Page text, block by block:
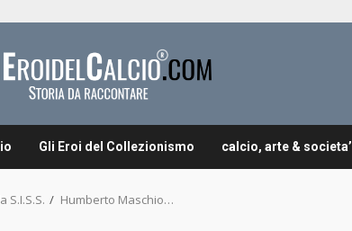
Gli Eroi del Collezionismo calcio, arte & societa’
S.I.S.S. Humberto Maschio…